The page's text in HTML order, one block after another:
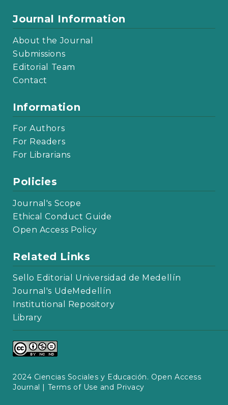
Journal Information
About the Journal
Submissions
Editorial Team
Contact
Information
For Authors
For Readers
For Librarians
Policies
Journal's Scope
Ethical Conduct Guide
Open Access Policy
Related Links
Sello Editorial Universidad de Medellín
Journal's UdeMedellín
Institutional Repository
Library
2024 Ciencias Sociales y Educación. Open Access
Journal | Terms of Use and Privacy